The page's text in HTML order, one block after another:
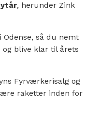
, herunder Zink
så du nemt
blive klar til årets
Fyrværkerisalg og
raketter inden for